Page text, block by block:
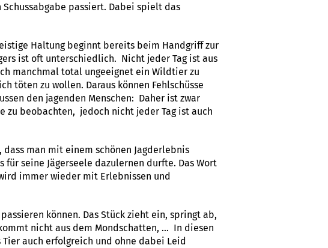
passiert. Dabei spielt das
Haltung beginnt bereits beim Handgriff zur
ist oft unterschiedlich. Nicht jeder Tag ist aus
manchmal total ungeeignet ein Wildtier zu
töten zu wollen. Daraus können Fehlschüsse
den jagenden Menschen: Daher ist zwar
zu beobachten, jedoch nicht jeder Tag ist auch
man mit einem schönen Jagderlebnis
seine Jägerseele dazulernen durfte. Das Wort
immer wieder mit Erlebnissen und
können. Das Stück zieht ein, springt ab,
nicht aus dem Mondschatten, … In diesen
auch erfolgreich und ohne dabei Leid